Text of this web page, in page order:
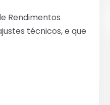
Rendimentos
técnicos, e que